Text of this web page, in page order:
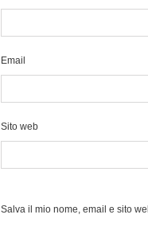
Email
Sito web
Salva il mio nome, email e sito